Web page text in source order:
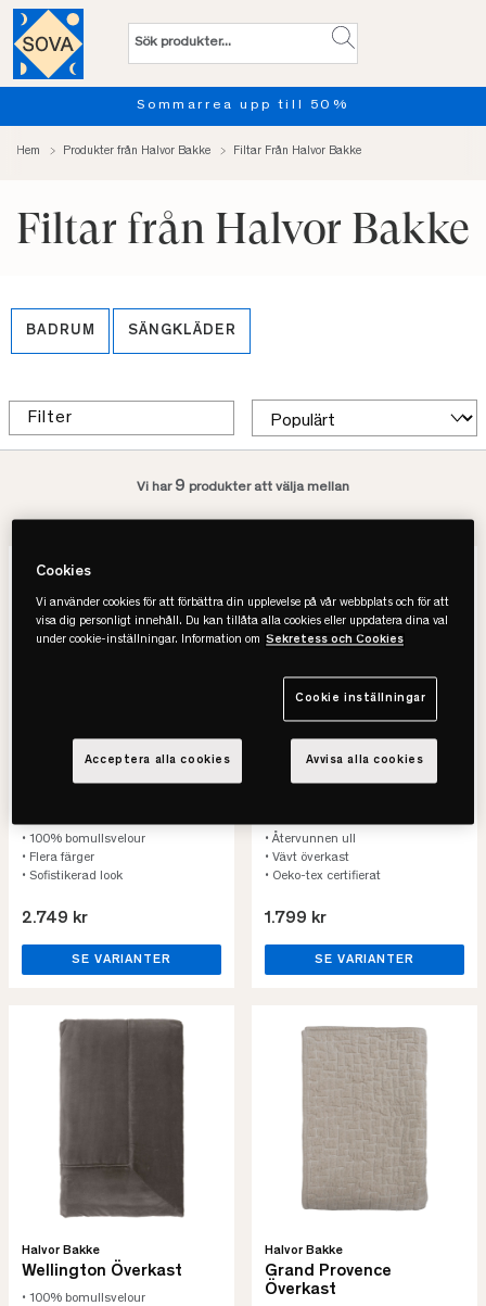
Sommarrea upp till 50%
Hem Produkter från Halvor Bakke Filtar Från Halvor Bakke
Filtar från Halvor Bakke
BADRUM SÄNGKLÄDER
Filter
Vi har 9 produkter att välja mellan
• 100% bomullsvelour
• Flera färger
• Sofistikerad look
2.749 kr
SE VARIANTER
• Återvunnen ull
• Vävt överkast
• Oeko-tex certifierat
1.799 kr
SE VARIANTER
Halvor Bakke
Wellington Överkast
• 100% bomullsvelour
Halvor Bakke
Grand Provence
Överkast
Cookies
Vi använder cookies för att förbättra din upplevelse på vår webbplats och för att
visa dig personligt innehåll. Du kan tillåta alla cookies eller uppdatera dina val
under cookie-inställningar. Information om Sekretess och Cookies
Cookie inställningar
Avvisa alla cookies
Acceptera alla cookies